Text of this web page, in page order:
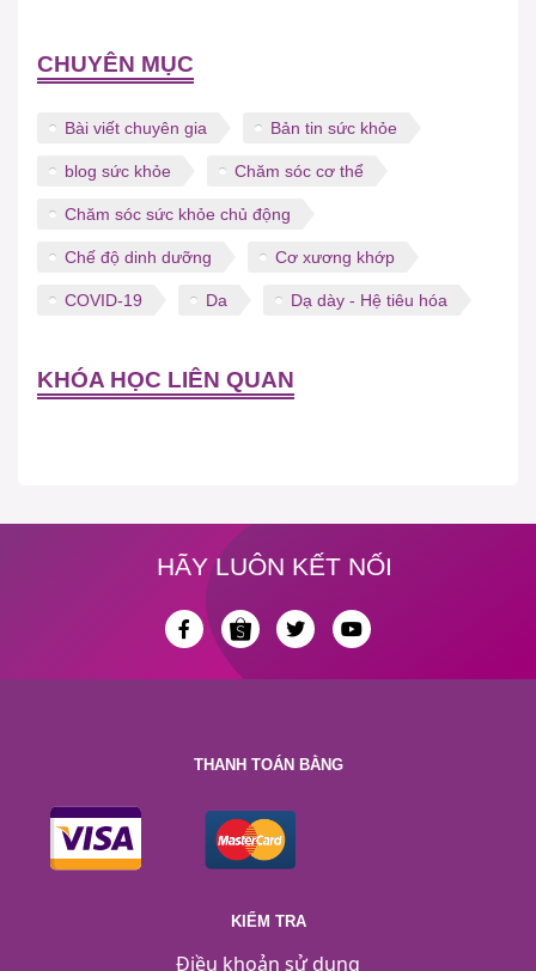
CHUYÊN MỤC
Bài viết chuyên gia Bản tin sức khỏe
blog sức khỏe Chăm sóc cơ thể
Chăm sóc sức khỏe chủ động
Chế độ dinh dưỡng Cơ xương khớp
COVID-19 Da Dạ dày - Hệ tiêu hóa
KHÓA HỌC LIÊN QUAN
HÃY LUÔN KẾT NỐI
THANH TOÁN BẰNG
KIỂM TRA
Điều khoản sử dụng